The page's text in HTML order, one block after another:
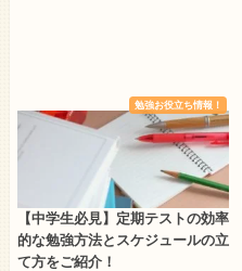
勉強お役立ち情報！
【中学生必見】定期テストの効率
的な勉強方法とスケジュールの立
て方をご紹介！